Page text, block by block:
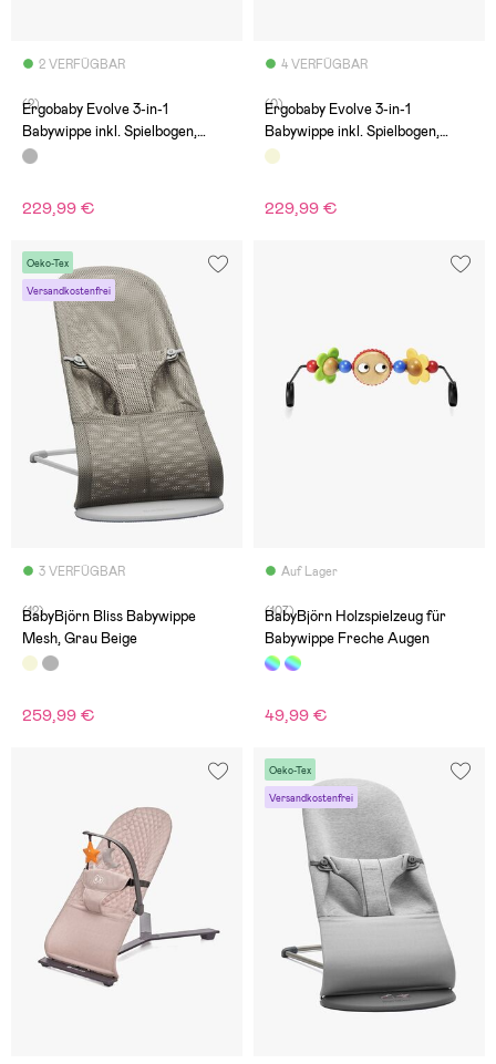
2 VERFÜGBAR
(2)
Ergobaby Evolve 3-in-1
Babywippe inkl. Spielbogen,
Charcoal Grey
229,99 €
4 VERFÜGBAR
(0)
Ergobaby Evolve 3-in-1
Babywippe inkl. Spielbogen,
Cream
229,99 €
Oeko-Tex
Versandkostenfrei
3 VERFÜGBAR
(12)
BabyBjörn Bliss Babywippe
Mesh, Grau Beige
259,99 €
Auf Lager
(107)
BabyBjörn Holzspielzeug für
Babywippe Freche Augen
49,99 €
Oeko-Tex
Versandkostenfrei